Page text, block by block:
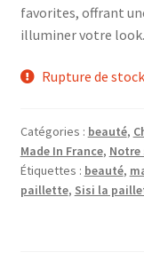
favorites, offrant
illuminer votre look.
Rupture de stock
Catégories : beauté,
Made In France, Notre
Étiquettes : beauté,
paillette, Sisi la